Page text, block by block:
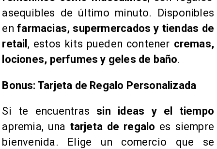
asequibles de último minuto. Disponibles
enfarmacias, supermercados y tiendas de
retail , estos kits pueden contener cremas,
lociones, perfumes y geles de baño.
Bonus: Tarjeta de Regalo Personalizada
Si te encuentras sin ideas y el tiempo
apremia, una tarjeta de regalo es siempre
bienvenida. Elige un comercio que se